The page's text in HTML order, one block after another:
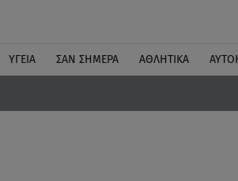
ΥΓΕΙΑ ΣΑΝ ΣΗΜΕΡΑ ΑΘΛΗΤΙΚΑ